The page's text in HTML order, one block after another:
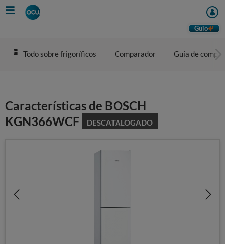
Skip
to
Guio
Todo sobre frigoríficos Comparador Guía de compra
Características de BOSCH
KGN366WCF
DESCATALOGADO